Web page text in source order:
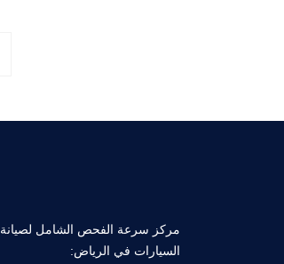
مركز سرعة الفحص الشامل لصيانة
السيارات في الرياض: